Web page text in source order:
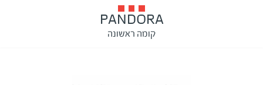
PANDORA
קומה ראשונה